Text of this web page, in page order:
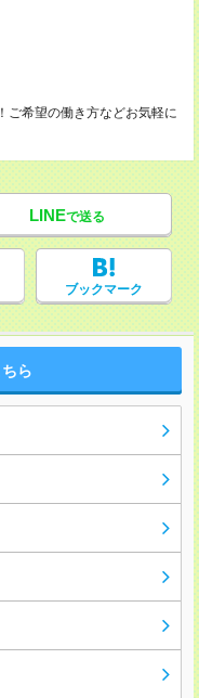
ご希望の働き方などお気軽に
LINEで送る
ブックマーク
ら